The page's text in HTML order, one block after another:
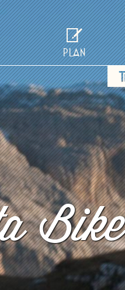
PLAN
Bike